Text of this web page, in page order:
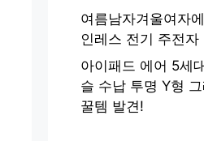
여름남자겨울여자
인레스 전기 주전자
아이패드 에어 5세
슬 수납 투명 Y형
꿀템 발견!